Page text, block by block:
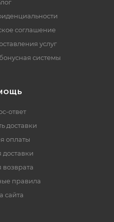
соглашение
услуг
системы
ответ
доставки
оплаты
доставки
возврата
правила
сайта